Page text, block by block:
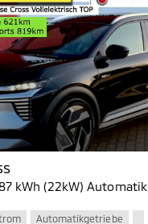
kWh (22kW) Automatik
Automatikgetriebe